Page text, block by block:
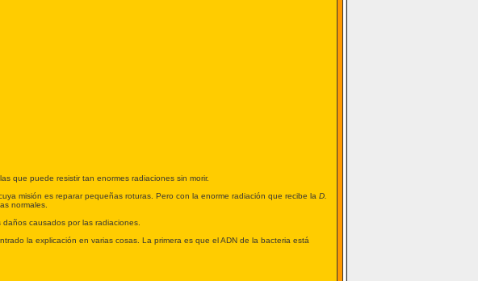
que puede resistir tan enormes radiaciones sin morir.
misión es reparar pequeñas roturas. Pero con la enorme radiación que recibe la D.
normales.
causados por las radiaciones.
la explicación en varias cosas. La primera es que el ADN de la bacteria está